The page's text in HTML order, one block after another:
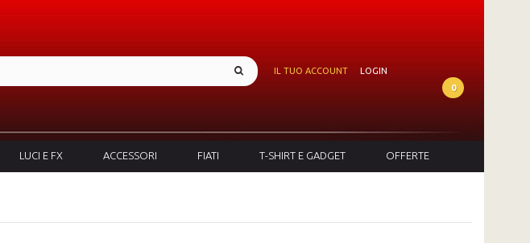
IL TUO ACCOUNT
LOGIN
0
LUCI E FX ACCESSORI FIATI T-SHIRT E GADGET OFFERTE